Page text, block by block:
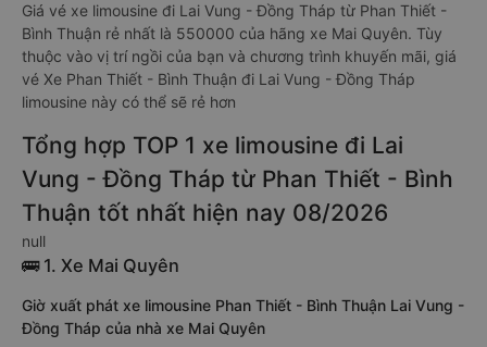
Giá vé xe limousine đi Lai Vung - Đồng Tháp từ Phan Thiết -
Bình Thuận rẻ nhất là 550000 của hãng xe Mai Quyên. Tùy
thuộc vào vị trí ngồi của bạn và chương trình khuyến mãi, giá
vé Xe Phan Thiết - Bình Thuận đi Lai Vung - Đồng Tháp
limousine này có thể sẽ rẻ hơn
Tổng hợp TOP 1 xe limousine đi Lai
Vung - Đồng Tháp từ Phan Thiết - Bình
Thuận tốt nhất hiện nay 08/2026
null
🚌 1. Xe Mai Quyên
Giờ xuất phát xe limousine Phan Thiết - Bình Thuận Lai Vung -
Đồng Tháp của nhà xe Mai Quyên